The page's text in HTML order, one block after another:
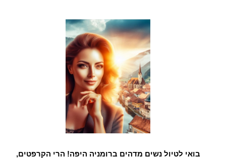
בואי לטיול נשים מדהים ברומניה היפה! הרי הקרפטים,